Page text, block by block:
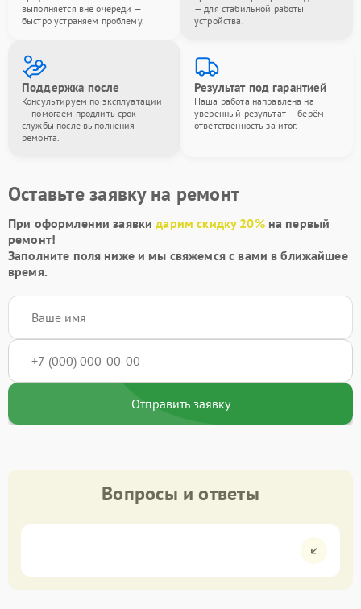
выполняется вне очереди —
быстро устраняем проблему.
— для стабильной работы
устройства.
Поддержка после
Консультируем по эксплуатации
— помогаем продлить срок
службы после выполнения
ремонта.
Результат под гарантией
Наша работа направлена на
уверенный результат — берём
ответственность за итог.
Оставьте заявку на ремонт
При оформлении заявкидарим скидку 20%на первый
ремонт!
Заполните поля ниже и мы свяжемся с вами в ближайшее
время.
Отправить заявку
Вопросы и ответы